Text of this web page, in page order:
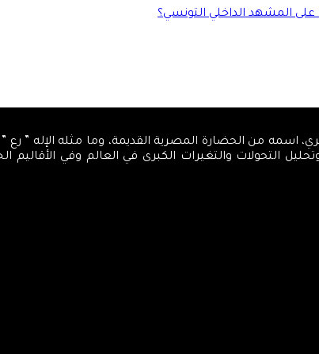
على المشهد الداخلي التونسي؟
في يناير ٢٠٢١، كمركز تنويري، اسمه من الحضارة المصرية
التحولات والتغيرات الكبرى في العالم وفي